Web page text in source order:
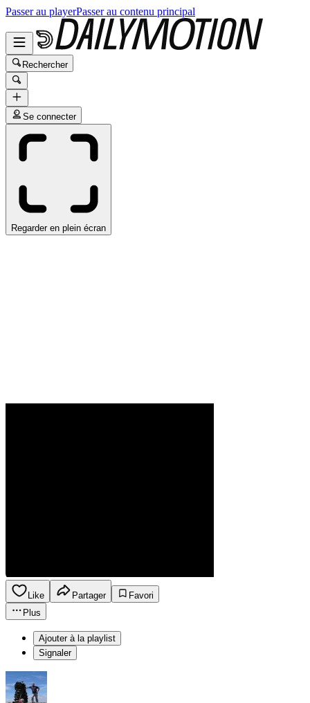
Passer au playerPasser au contenu principal
Rechercher
Se connecter
Regarder en plein écran
Like Partager
Favori
Plus
Ajouter à la playlist
Signaler